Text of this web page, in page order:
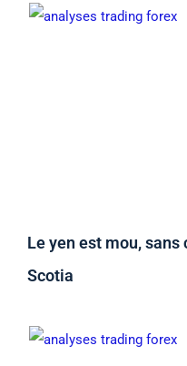
Le yen est mou,
Scotia